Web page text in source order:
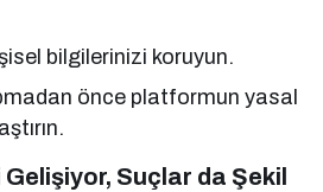
bilgilerinizi koruyun.
önce platformun yasal
Suçlar da Şekil